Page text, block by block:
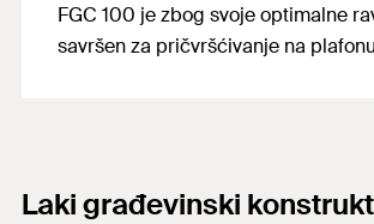
FGC 100 je zbog svoje optimalne
savršen za pričvršćivanje na plafonu
Laki građevinski